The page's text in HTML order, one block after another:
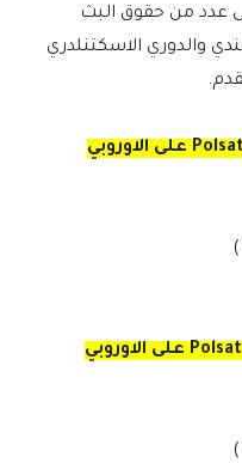
عدد من حقوق البث
والدوري الاسكتنلدري